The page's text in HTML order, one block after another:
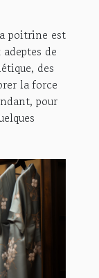
poitrine est
de
des
la force
pour